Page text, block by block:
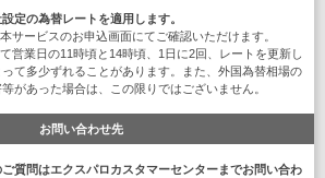
定の為替レートを適用します。
サービスのお申込画面にてご確認いただけます。
営業日の11時頃と14時頃、1日に2回、レートを更新し
て多少ずれることがあります。また、外国為替相場の
があった場合は、この限りではございません。
お問い合わせ先
質問はエクスパロカスタマーセンターまでお問い合わ